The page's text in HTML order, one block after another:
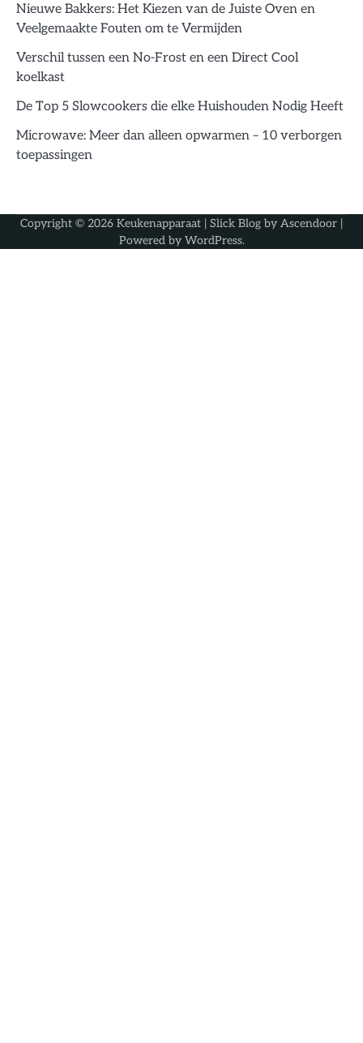
Nieuwe Bakkers: Het Kiezen van de Juiste Oven en
Veelgemaakte Fouten om te Vermijden
Verschil tussen een No-Frost en een Direct Cool
koelkast
De Top 5 Slowcookers die elke Huishouden Nodig Heeft
Microwave: Meer dan alleen opwarmen – 10 verborgen
toepassingen
Copyright © 2026 Keukenapparaat | Slick Blog by Ascendoor |
Powered by WordPress.